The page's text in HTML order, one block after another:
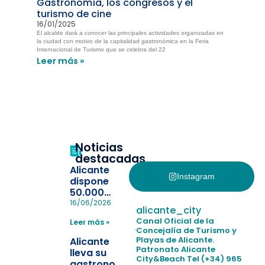
turismo de cine
16/01/2025
El alcalde dará a conocer las principales actividades organizadas en
la ciudad con motivo de la capitalidad gastronómica en la Feria
Internacional de Turismo que se celebra del 22
Leer más »
Noticias
destacadas
Alicante
dispone
50.000
pulseras
la
pérdida de niños
en las
playas y
16/06/2026
Leer más »
Alicante
lleva su
Instagram
alicante_city
Canal Oficial de la
Concejalía de Turismo y
Playas de Alicante.
Patronato Alicante
City&Beach Tel (+34) 965